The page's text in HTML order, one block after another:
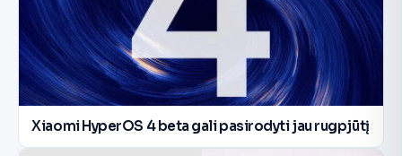
Xiaomi HyperOS 4 beta gali pasirodyti jau rugpjūtį